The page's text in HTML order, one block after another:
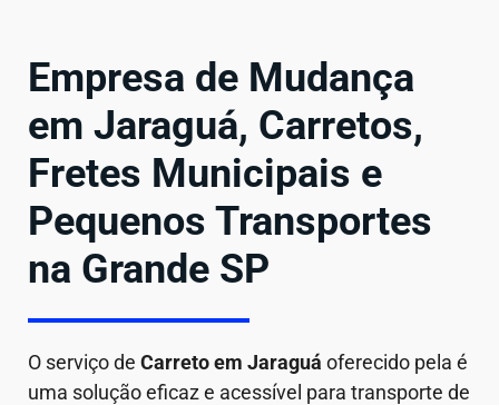
Empresa de Mudança
em Jaraguá, Carretos,
Fretes Municipais e
Pequenos Transportes
na Grande SP
O serviço de Carreto em Jaraguá oferecido pela é
uma solução eficaz e acessível para transporte de